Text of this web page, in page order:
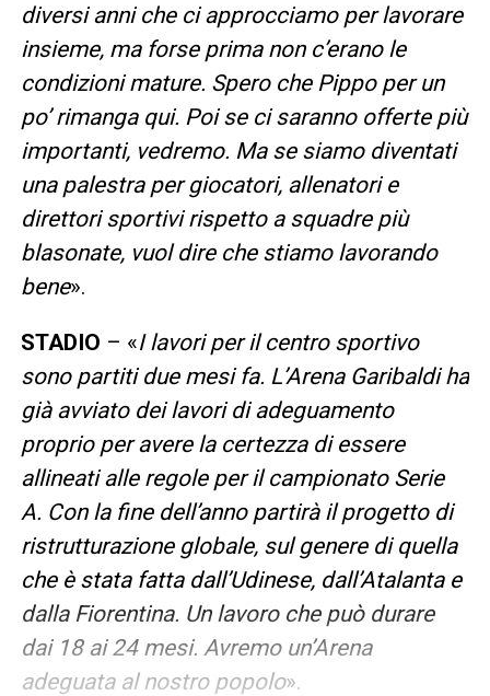
diversi anni che ci approcciamo per lavorare
insieme, ma forse prima non c’erano le
condizioni mature. Spero che Pippo per un
po’ rimanga qui. Poi se ci saranno offerte più
importanti, vedremo. Ma se siamo diventati
una palestra per giocatori, allenatori e
direttori sportivi rispetto a squadre più
blasonate, vuol dire che stiamo lavorando
bene».
STADIO – «I lavori per il centro sportivo
sono partiti due mesi fa. L’Arena Garibaldi ha
già avviato dei lavori di adeguamento
proprio per avere la certezza di essere
allineati alle regole per il campionato Serie
A. Con la fine dell’anno partirà il progetto di
ristrutturazione globale, sul genere di quella
che è stata fatta dall’Udinese, dall’Atalanta e
dalla Fiorentina. Un lavoro che può durare
dai 18 ai 24 mesi. Avremo un’Arena
adeguata al nostro popolo».